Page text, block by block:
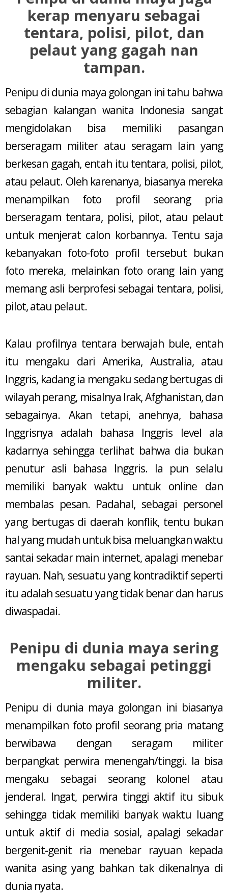
kerap menyaru sebagai
tentara, polisi, pilot, dan
pelaut yang gagah nan
tampan.
Penipu di dunia maya golongan ini tahu bahwa
sebagian kalangan wanita Indonesia sangat
mengidolakan bisa memiliki pasangan
berseragam militer atau seragam lain yang
berkesan gagah, entah itu tentara, polisi, pilot,
atau pelaut. Oleh karenanya, biasanya mereka
menampilkan foto profil seorang pria
berseragam tentara, polisi, pilot, atau pelaut
untuk menjerat calon korbannya. Tentu saja
kebanyakan foto-foto profil tersebut bukan
foto mereka, melainkan foto orang lain yang
memang asli berprofesi sebagai tentara, polisi,
pilot, atau pelaut.
Kalau profilnya tentara berwajah bule, entah
itu mengaku dari Amerika, Australia, atau
Inggris, kadang ia mengaku sedang bertugas di
wilayah perang, misalnya Irak, Afghanistan, dan
sebagainya. Akan tetapi, anehnya, bahasa
Inggrisnya adalah bahasa Inggris level ala
kadarnya sehingga terlihat bahwa dia bukan
penutur asli bahasa Inggris. Ia pun selalu
memiliki banyak waktu untuk online dan
membalas pesan. Padahal, sebagai personel
yang bertugas di daerah konflik, tentu bukan
hal yang mudah untuk bisa meluangkan waktu
santai sekadar main internet, apalagi menebar
rayuan. Nah, sesuatu yang kontradiktif seperti
itu adalah sesuatu yang tidak benar dan harus
diwaspadai.
Penipu di dunia maya sering
mengaku sebagai petinggi
militer.
Penipu di dunia maya golongan ini biasanya
menampilkan foto profil seorang pria matang
berwibawa dengan seragam militer
berpangkat perwira menengah/tinggi. Ia bisa
mengaku sebagai seorang kolonel atau
jenderal. Ingat, perwira tinggi aktif itu sibuk
sehingga tidak memiliki banyak waktu luang
untuk aktif di media sosial, apalagi sekadar
bergenit-genit ria menebar rayuan kepada
wanita asing yang bahkan tak dikenalnya di
dunia nyata.